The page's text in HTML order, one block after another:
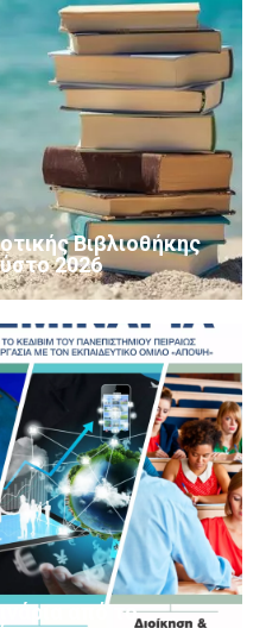
Βιβλιοθήκης
2026
από το